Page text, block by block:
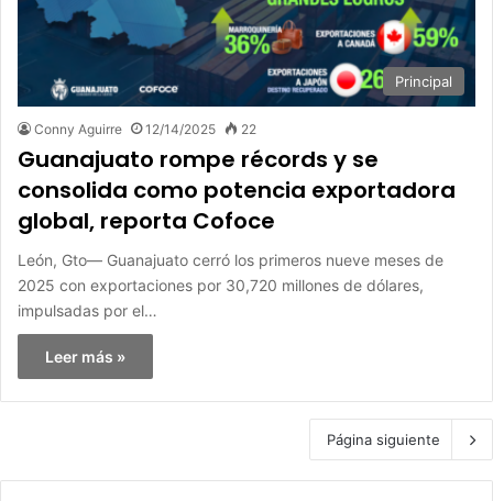
Principal
Conny Aguirre 12/14/2025 22
Guanajuato rompe récords y se
consolida como potencia exportadora
global, reporta Cofoce
León, Gto— Guanajuato cerró los primeros nueve meses de
2025 con exportaciones por 30,720 millones de dólares,
impulsadas por el…
Leer más »
Página siguiente